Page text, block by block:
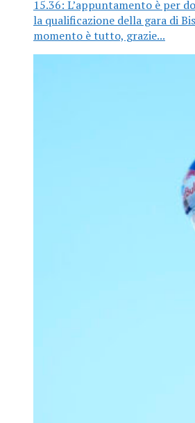
15.36: L’appuntamento è per
la qualificazione della gara di
momento è tutto, grazie...